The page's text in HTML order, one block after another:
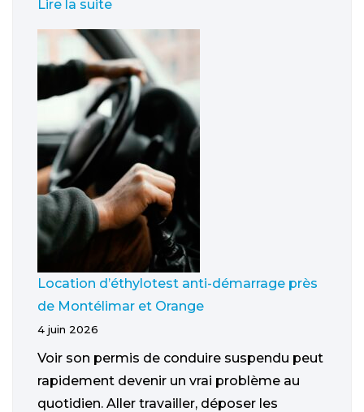
Lire la suite
Location d’éthylotest anti-démarrage près
de Montélimar et Orange
4 juin 2026
Voir son permis de conduire suspendu peut
rapidement devenir un vrai problème au
quotidien. Aller travailler, déposer les